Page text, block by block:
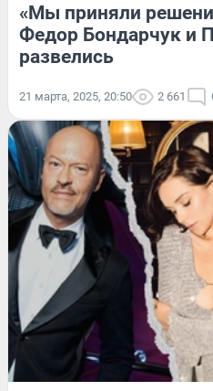
«Мы приняли
Федор Бондарчук и
развелись
21 марта, 2025, 20:50 2 661